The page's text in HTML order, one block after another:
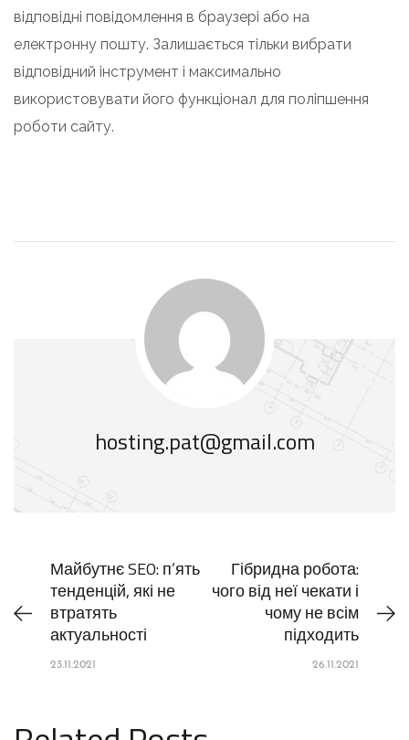
відповідні повідомлення в браузері або на
електронну пошту. Залишається тільки вибрати
відповідний інструмент і максимально
використовувати його функціонал для поліпшення
роботи сайту.
hosting.pat@gmail.com
Майбутнє SEO: п’ять
тенденцій, які не
втратять
актуальності
23.11.2021
Гібридна робота:
чого від неї чекати і
чому не всім
підходить
26.11.2021